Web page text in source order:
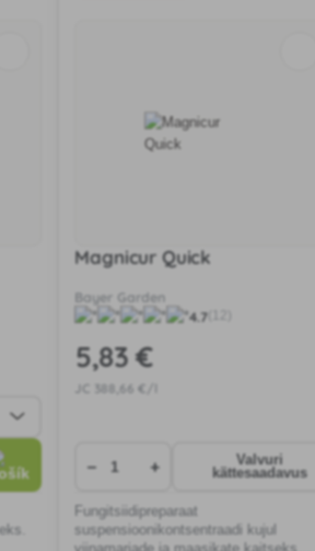
Magnicur Quick
Bayer Garden
4.7
5,83 €
388 ,66 €/l
− +
Valvuri
kättesaadavus
Fungitsiidipreparaat
suspensioonikontsentraadi kujul